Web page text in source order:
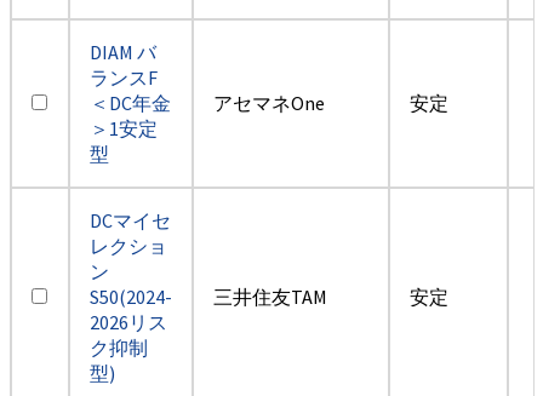
DIAM バ
ランスF
＜DC年金
＞1安定
型
アセマネOne 安定
DCマイセ
レクショ
ン
S50(2024-
2026リス
ク抑制
型)
三井住友TAM 安定